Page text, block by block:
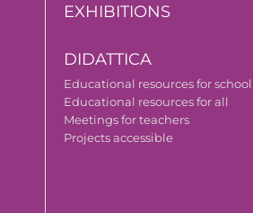
EXHIBITIONS
DIDATTICA
Educational resources for school
Educational resources for all
Meetings for teachers
Projects accessible